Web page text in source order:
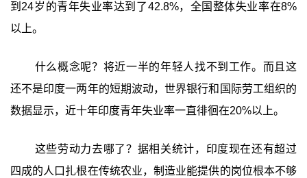
到24岁的青年失业率达到了42.8%，全国整体失业率在8%
以上。
什么概念呢？将近一半的年轻人找不到工作。而且这
还不是印度一两年的短期波动，世界银行和国际劳工组织的
数据显示，近十年印度青年失业率一直徘徊在20%以上。
这些劳动力去哪了？据相关统计，印度现在还有超过
四成的人口扎根在传统农业，制造业能提供的岗位根本不够